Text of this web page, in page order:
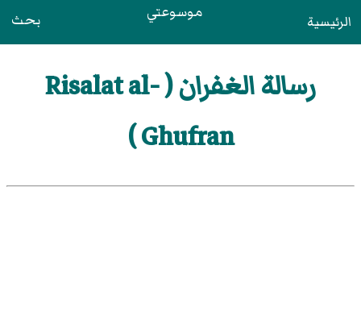
الرئيسية موسوعتي بحث
رسالة الغفران ( Risalat al-
Ghufran )